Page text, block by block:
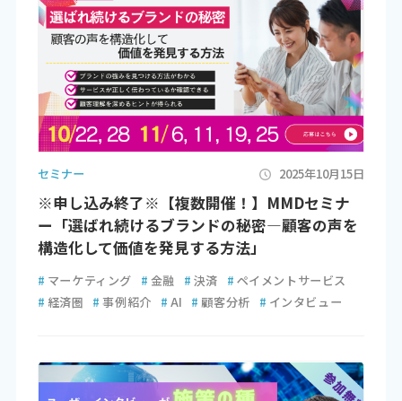
セミナー 2025年10月15日
※申し込み終了※【複数開催！】MMDセミナ
ー「選ばれ続けるブランドの秘密―顧客の声を
構造化して価値を発見する方法」
# マーケティング # 金融 # 決済 # ペイメントサービス
# 経済圏 # 事例紹介 # AI # 顧客分析 # インタビュー